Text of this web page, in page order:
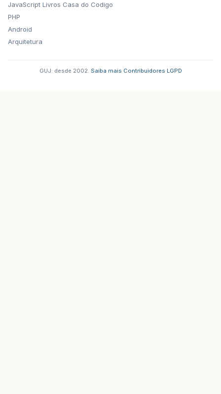
JavaScript
PHP
Android
Arquitetura
Livros Casa do Codigo
GUJ: desde 2002. Saiba mais Contribuidores LGPD